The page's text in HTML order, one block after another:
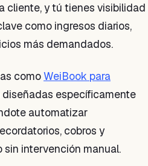
cliente, y tú tienes visibilidad
como ingresos diarios,
más demandados.
comoWeiBook para
diseñadas específicamente
automatizar
cobros y
intervención manual.